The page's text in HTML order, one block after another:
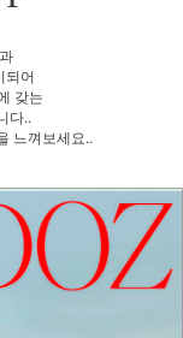
어
갖는
다..
느껴보세요..